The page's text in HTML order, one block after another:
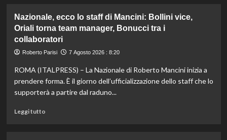
Practice
Taddeucci
bronzo
nella
knockout
Europei
di
fondo,
Nazionale, ecco lo staff di Mancini: Bollini vice,
Oriali torna team manager, Bonucci tra i
collaboratori
Roberto Parisi 7 Agosto 2026 : 8:20
ROMA (ITALPRESS) – La Nazionale di Roberto Mancini inizia a
prendere forma. È il giorno dell’ufficializzazione dello staff che lo
supporterà a partire dal raduno...
Leggi tuttoLeggi